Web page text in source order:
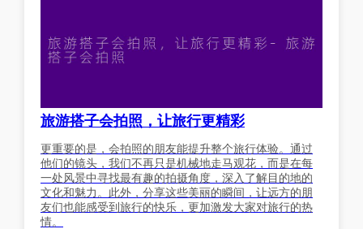
旅游搭子会拍照，让旅行更精彩
更重要的是，会拍照的朋友能提升整个旅行体验。通过
他们的镜头，我们不再只是机械地走马观花，而是在每
一处风景中寻找最有趣的拍摄角度，深入了解目的地的
文化和魅力。此外，分享这些美丽的瞬间，让远方的朋
友们也能感受到旅行的快乐，更加激发大家对旅行的热
情。